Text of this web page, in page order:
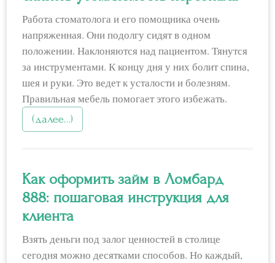
Работа стоматолога и его помощника очень
напряженная. Они подолгу сидят в одном
положении. Наклоняются над пациентом. Тянутся
за инструментами. К концу дня у них болит спина,
шея и руки. Это ведет к усталости и болезням.
Правильная мебель помогает этого избежать.
(далее…)
Как оформить займ в Ломбард
888: пошаговая инструкция для
клиента
Взять деньги под залог ценностей в столице
сегодня можно десятками способов. Но каждый,